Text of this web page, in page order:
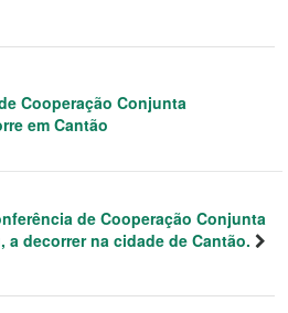
Cooperação Conjunta
em Cantão
de Cooperação Conjunta
a decorrer na cidade de Cantão.